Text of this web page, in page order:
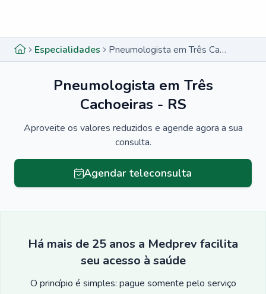
Especialidades Pneumologista em Três Cachoeiras - RS
Pneumologista em Três
Cachoeiras - RS
Aproveite os valores reduzidos e agende agora a sua
consulta.
Agendar teleconsulta
Há mais de 25 anos a Medprev facilita
seu acesso à saúde
O princípio é simples: pague somente pelo serviço